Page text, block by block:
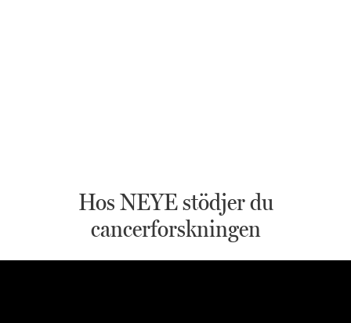
Hos NEYE stödjer du
cancerforskningen